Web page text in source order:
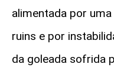
alimentada por
ruins e por
da goleada sofrida